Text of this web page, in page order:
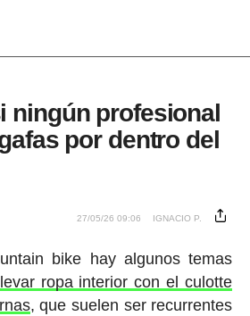
ningún profesional
por dentro del
27/05/26 09:06 IGNACIO P.
bike hay algunos temas
llevar ropa interior con el culotte
, que suelen ser recurrentes